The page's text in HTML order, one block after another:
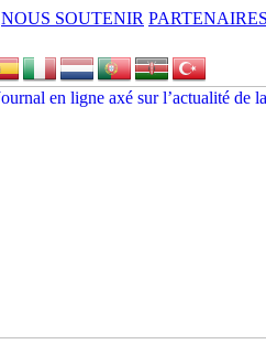
NOUS SOUTENIR PARTENAIRES